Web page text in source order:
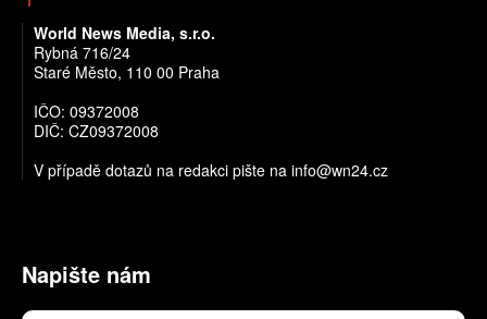
World News Media, s.r.o.
Rybná 716/24
Staré Město, 110 00 Praha
IČO: 09372008
DIČ: CZ09372008
V případě dotazů na redakci pište na info@wn24.cz
Napište nám